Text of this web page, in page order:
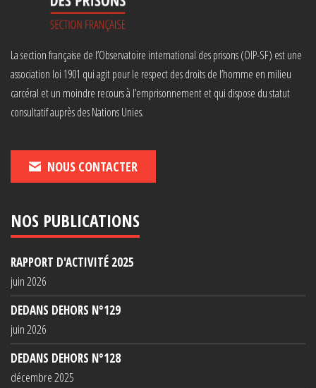
La section française de l’Observatoire international des prisons (OIP-SF) est une
association loi 1901 qui agit pour le respect des droits de l’homme en milieu
carcéral et un moindre recours à l’emprisonnement et qui dispose du statut
consultatif auprès des Nations Unies.
NOUS CONTACTER
NOS PUBLICATIONS
RAPPORT D'ACTIVITÉ 2025
juin 2026
DEDANS DEHORS N°129
juin 2026
DEDANS DEHORS N°128
décembre 2025